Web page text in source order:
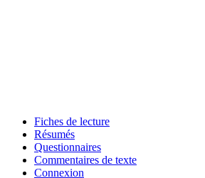
Fiches de lecture
Résumés
Questionnaires
Commentaires de texte
Connexion